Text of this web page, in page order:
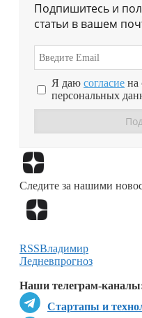
Подпишитесь и
статьи в вашем
Я даю согласие на
персональных
Следите за нашими
Наши телеграм-
Стартапы и
RSSВладимир
Ледневпрогноз